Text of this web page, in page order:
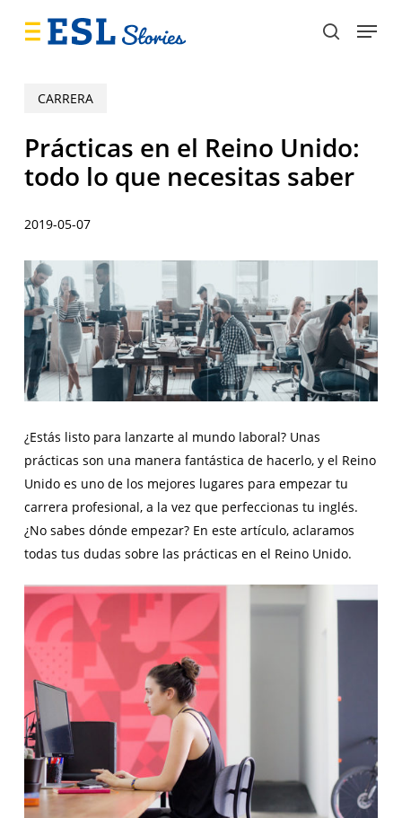
search
Menu
CARRERA
Prácticas en el Reino Unido:
todo lo que necesitas saber
2019-05-07
¿Estás listo para lanzarte al mundo laboral? Unas
prácticas son una manera fantástica de hacerlo, y el Reino
Unido es uno de los mejores lugares para empezar tu
carrera profesional, a la vez que perfeccionas tu inglés.
¿No sabes dónde empezar? En este artículo, aclaramos
todas tus dudas sobre las prácticas en el Reino Unido.